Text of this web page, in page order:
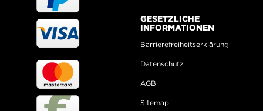
GESETZLICHE
INFORMATIONEN
Barrierefreiheitserklärung
Datenschutz
AGB
Sitemap